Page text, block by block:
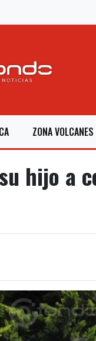
ZONA VOLCANES
hijo a